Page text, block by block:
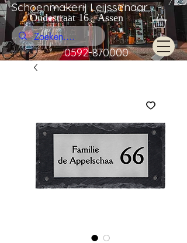
Schoenmakerij Leijssenaar
Oudestraat 16 Assen
0592-870000